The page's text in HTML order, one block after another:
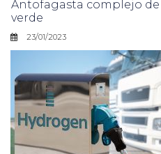
Antofagasta complejo
verde
23/01/2023